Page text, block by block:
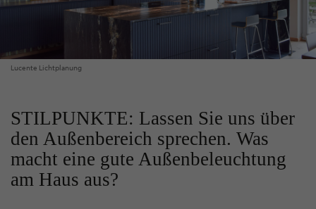
Lucente Lichtplanung
STILPUNKTE: Lassen Sie uns über
den Außenbereich sprechen. Was
macht eine gute Außenbeleuchtung
am Haus aus?